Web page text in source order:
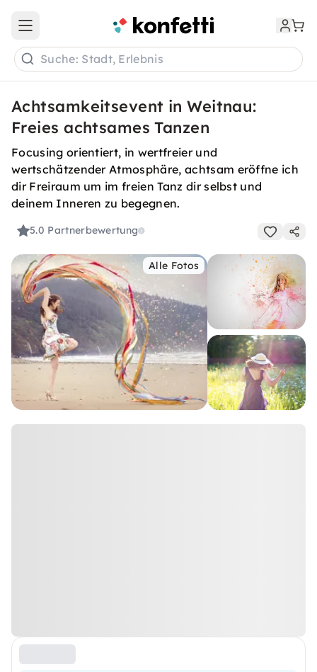
Open main menu
Suche: Stadt, Erlebnis
Achtsamkeitsevent in Weitnau:
Freies achtsames Tanzen
Focusing orientiert, in wertfreier und
wertschätzender Atmosphäre, achtsam eröffne ich
dir Freiraum um im freien Tanz dir selbst und
deinem Inneren zu begegnen.
5.0 Partnerbewertung
Alle Fotos